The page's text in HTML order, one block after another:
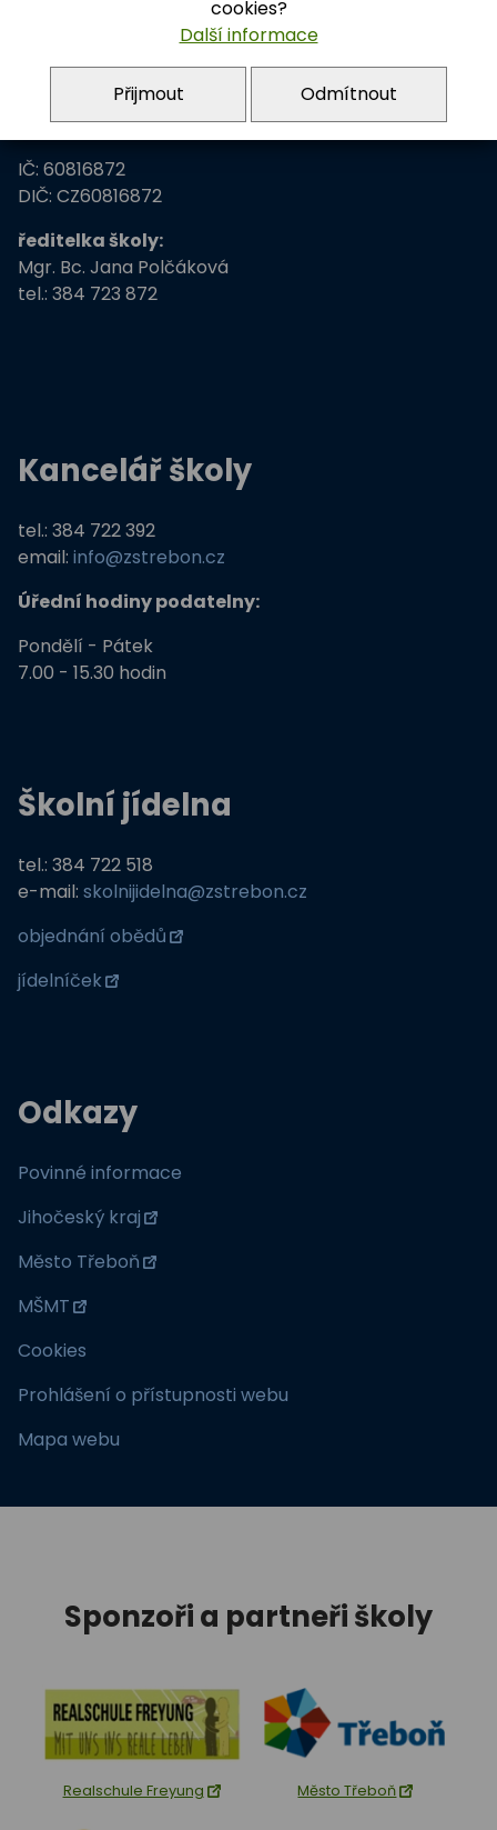
Adresa školy
Základní škola Třeboň
Na Sadech 375
379 01 Třeboň
IČ: 60816872
DIČ: CZ60816872
ředitelka školy:
Mgr. Bc. Jana Polčáková
tel.: 384 723 872
Kancelář školy
tel.: 384 722 392
email: info@zstrebon.cz
Úřední hodiny podatelny:
Pondělí - Pátek
7.00 - 15.30 hodin
Školní jídelna
tel.: 384 722 518
e-mail: skolnijidelna@zstrebon.cz
objednání obědů
jídelníček
Odkazy
Povinné informace
Jihočeský kraj
Město Třeboň
MŠMT
Cookies
Prohlášení o přístupnosti webu
Mapa webu
Sponzoři a partneři školy
Realschule Freyung Město Třeboň
cookies?
Další informace
Přijmout Odmítnout